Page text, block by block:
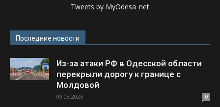
Tweets by MyOdesa_net
Последние новости
Из-за атаки РФ в Одесской области
перекрыли дорогу к границе с
Молдовой
09.08.2026 0